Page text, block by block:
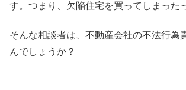
す。つまり、欠陥住宅を買ってしまった
そんな相談者は、不動産会社の不法行為
んでしょうか？